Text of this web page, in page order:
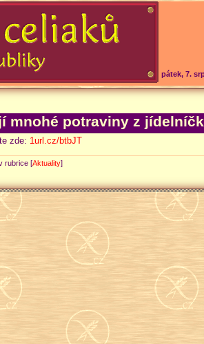
pátek, 7.
mnohé potraviny z
zde: 1url.cz/btbJT
rubrice [Aktuality]